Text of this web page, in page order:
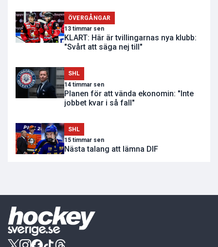
ÖVERGÅNGAR
13 timmar sen
KLART: Här är tvillingarnas nya klubb:
"Svårt att säga nej till"
SHL
14 timmar sen
Planen för att vända ekonomin: "Inte
jobbet kvar i så fall"
SHL
15 timmar sen
Nästa talang att lämna DIF